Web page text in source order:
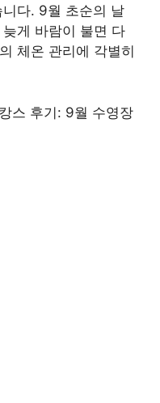
다. 9월 초순의 날
게 바람이 불면 다
체온 관리에 각별히